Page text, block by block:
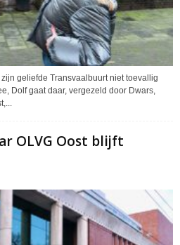
geliefde Transvaalbuurt niet toevallig
Dolf gaat daar, vergezeld door Dwars,
OLVG Oost blijft